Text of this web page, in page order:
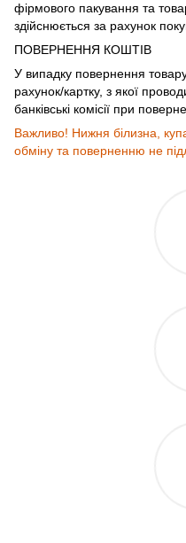
фірмового пакування та
здійснюється за рахунок
ПОВЕРНЕННЯ КОШТІВ
У випадку повернення
рахунок/картку, з якої
банківські комісії при
Важливо! Нижня білизна,
обміну та поверненню не